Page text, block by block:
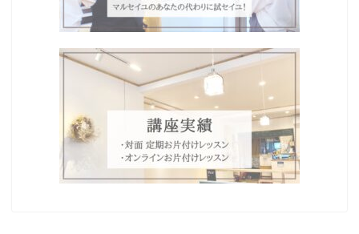
Home
プロフィール